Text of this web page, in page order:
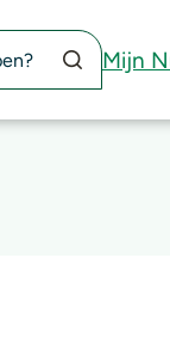
Zoekknop
Mijn